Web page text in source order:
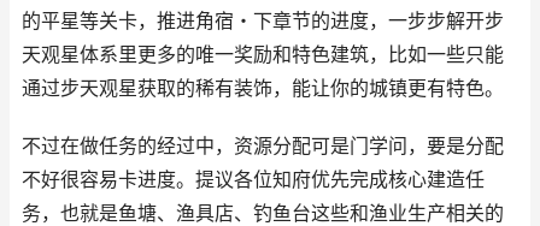
的平星等关卡，推进角宿・下章节的进度，一步步解开步
天观星体系里更多的唯一奖励和特色建筑，比如一些只能
通过步天观星获取的稀有装饰，能让你的城镇更有特色。
不过在做任务的经过中，资源分配可是门学问，要是分配
不好很容易卡进度。提议各位知府优先完成核心建造任
务，也就是鱼塘、渔具店、钓鱼台这些和渔业生产相关的